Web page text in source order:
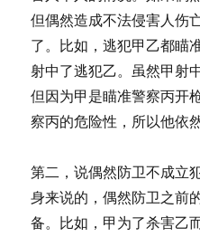
但偶然造成不法侵害人伤
了。比如，逃犯甲乙都瞄
射中了逃犯乙。虽然甲射
但因为甲是瞄准警察丙开
察丙的危险性，所以他依
第二，说偶然防卫不成立
身来说的，偶然防卫之前
备。比如，甲为了杀害乙